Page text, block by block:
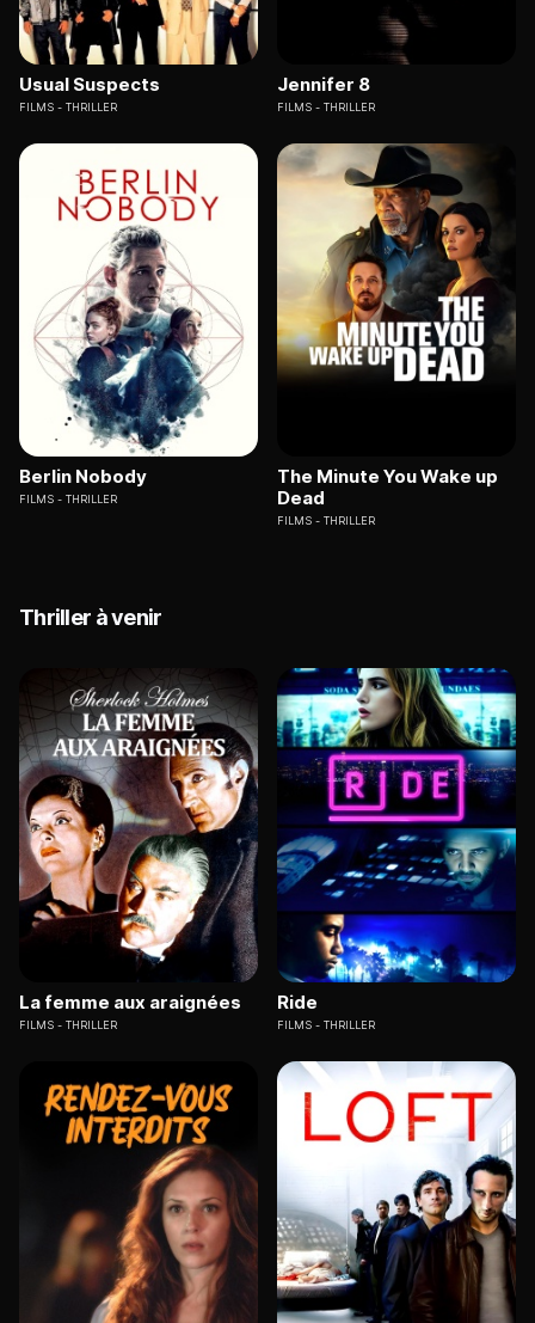
Usual Suspects
FILMS THRILLER
Jennifer 8
FILMS THRILLER
Berlin Nobody
FILMS THRILLER
The Minute You Wake up
Dead
FILMS THRILLER
Thriller à venir
La femme aux araignées
FILMS THRILLER
Ride
FILMS THRILLER